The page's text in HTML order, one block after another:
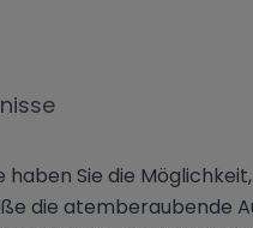
Sie die
die atemberaubende